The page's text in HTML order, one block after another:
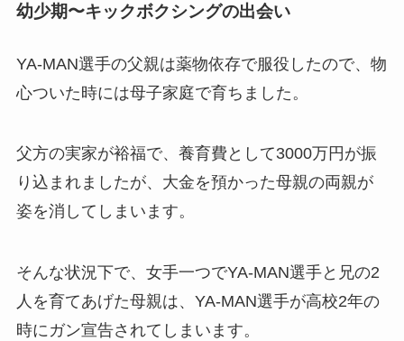
幼少期〜キックボクシングの出会い
YA-MAN選手の父親は薬物依存で服役したので、物
心ついた時には母子家庭で育ちました。
父方の実家が裕福で、養育費として3000万円が振
り込まれましたが、大金を預かった母親の両親が
姿を消してしまいます。
そんな状況下で、女手一つでYA-MAN選手と兄の2
人を育てあげた母親は、YA-MAN選手が高校2年の
時にガン宣告されてしまいます。